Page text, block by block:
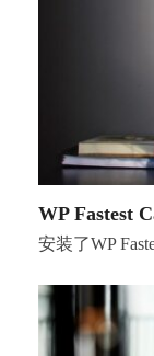
WP Fastest
安装了WP